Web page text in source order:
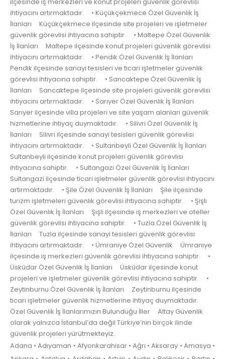
ihtiyacını artırmaktadır. • Küçükçekmece Özel Güvenlik İş
İlanları Küçükçekmece ilçesinde site projeleri ve işletmeler
güvenlik görevlisi ihtiyacına sahiptir. • Maltepe Özel Güvenlik
İş İlanları Maltepe ilçesinde konut projeleri güvenlik görevlisi
ihtiyacını artırmaktadır. • Pendik Özel Güvenlik İş İlanları
Pendik ilçesinde sanayi tesisleri ve ticari işletmeler güvenlik
görevlisi ihtiyacına sahiptir. • Sancaktepe Özel Güvenlik İş
İlanları Sancaktepe ilçesinde site projeleri güvenlik görevlisi
ihtiyacını artırmaktadır. • Sarıyer Özel Güvenlik İş İlanları
Sarıyer ilçesinde villa projeleri ve site yaşam alanları güvenlik
hizmetlerine ihtiyaç duymaktadır. • Silivri Özel Güvenlik İş
İlanları Silivri ilçesinde sanayi tesisleri güvenlik görevlisi
ihtiyacını artırmaktadır. • Sultanbeyli Özel Güvenlik İş İlanları
Sultanbeyli ilçesinde konut projeleri güvenlik görevlisi
ihtiyacına sahiptir. • Sultangazi Özel Güvenlik İş İlanları
Sultangazi ilçesinde ticari işletmeler güvenlik görevlisi ihtiyacını
artırmaktadır. • Şile Özel Güvenlik İş İlanları Şile ilçesinde
turizm işletmeleri güvenlik görevlisi ihtiyacına sahiptir. • Şişli
Özel Güvenlik İş İlanları Şişli ilçesinde iş merkezleri ve oteller
güvenlik görevlisi ihtiyacına sahiptir. • Tuzla Özel Güvenlik İş
İlanları Tuzla ilçesinde sanayi tesisleri güvenlik görevlisi
ihtiyacını artırmaktadır. • Ümraniye Özel Güvenlik Ümraniye
ilçesinde iş merkezleri güvenlik görevlisi ihtiyacına sahiptir. •
Üsküdar Özel Güvenlik İş İlanları Üsküdar ilçesinde konut
projeleri ve işletmeler güvenlik görevlisi ihtiyacına sahiptir. •
Zeytinburnu Özel Güvenlik İş İlanları Zeytinburnu ilçesinde
ticari işletmeler güvenlik hizmetlerine ihtiyaç duymaktadır.
Özel Güvenlik İş İlanlarımızın Bulunduğu İller Altay Güvenlik
olarak yalnızca İstanbul’da değil Türkiye’nin birçok ilinde
güvenlik projeleri yürütmekteyiz.
Adana • Adıyaman • Afyonkarahisar • Ağrı • Aksaray • Amasya •